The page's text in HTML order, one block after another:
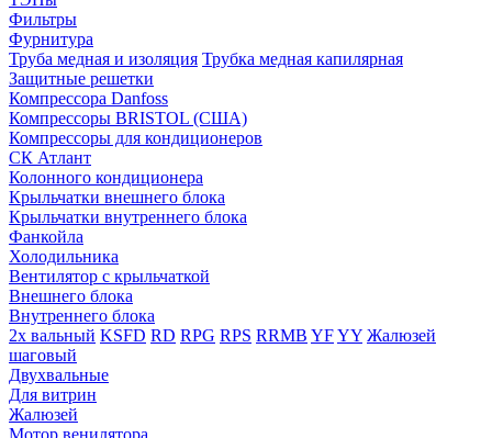
Фильтры
Фурнитура
Труба медная и изоляция Трубка медная капилярная
Защитные решетки
Компрессора Danfoss
Компрессоры BRISTOL (США)
Компрессоры для кондиционеров
СК Атлант
Колонного кондиционера
Крыльчатки внешнего блока
Крыльчатки внутреннего блока
Фанкойла
Холодильника
Вентилятор с крыльчаткой
Внешнего блока
Внутреннего блока
2х вальный KSFD RD RPG RPS RRMB YFYY Жалюзей
шаговый
Двухвальные
Для витрин
Жалюзей
Мотор венилятора